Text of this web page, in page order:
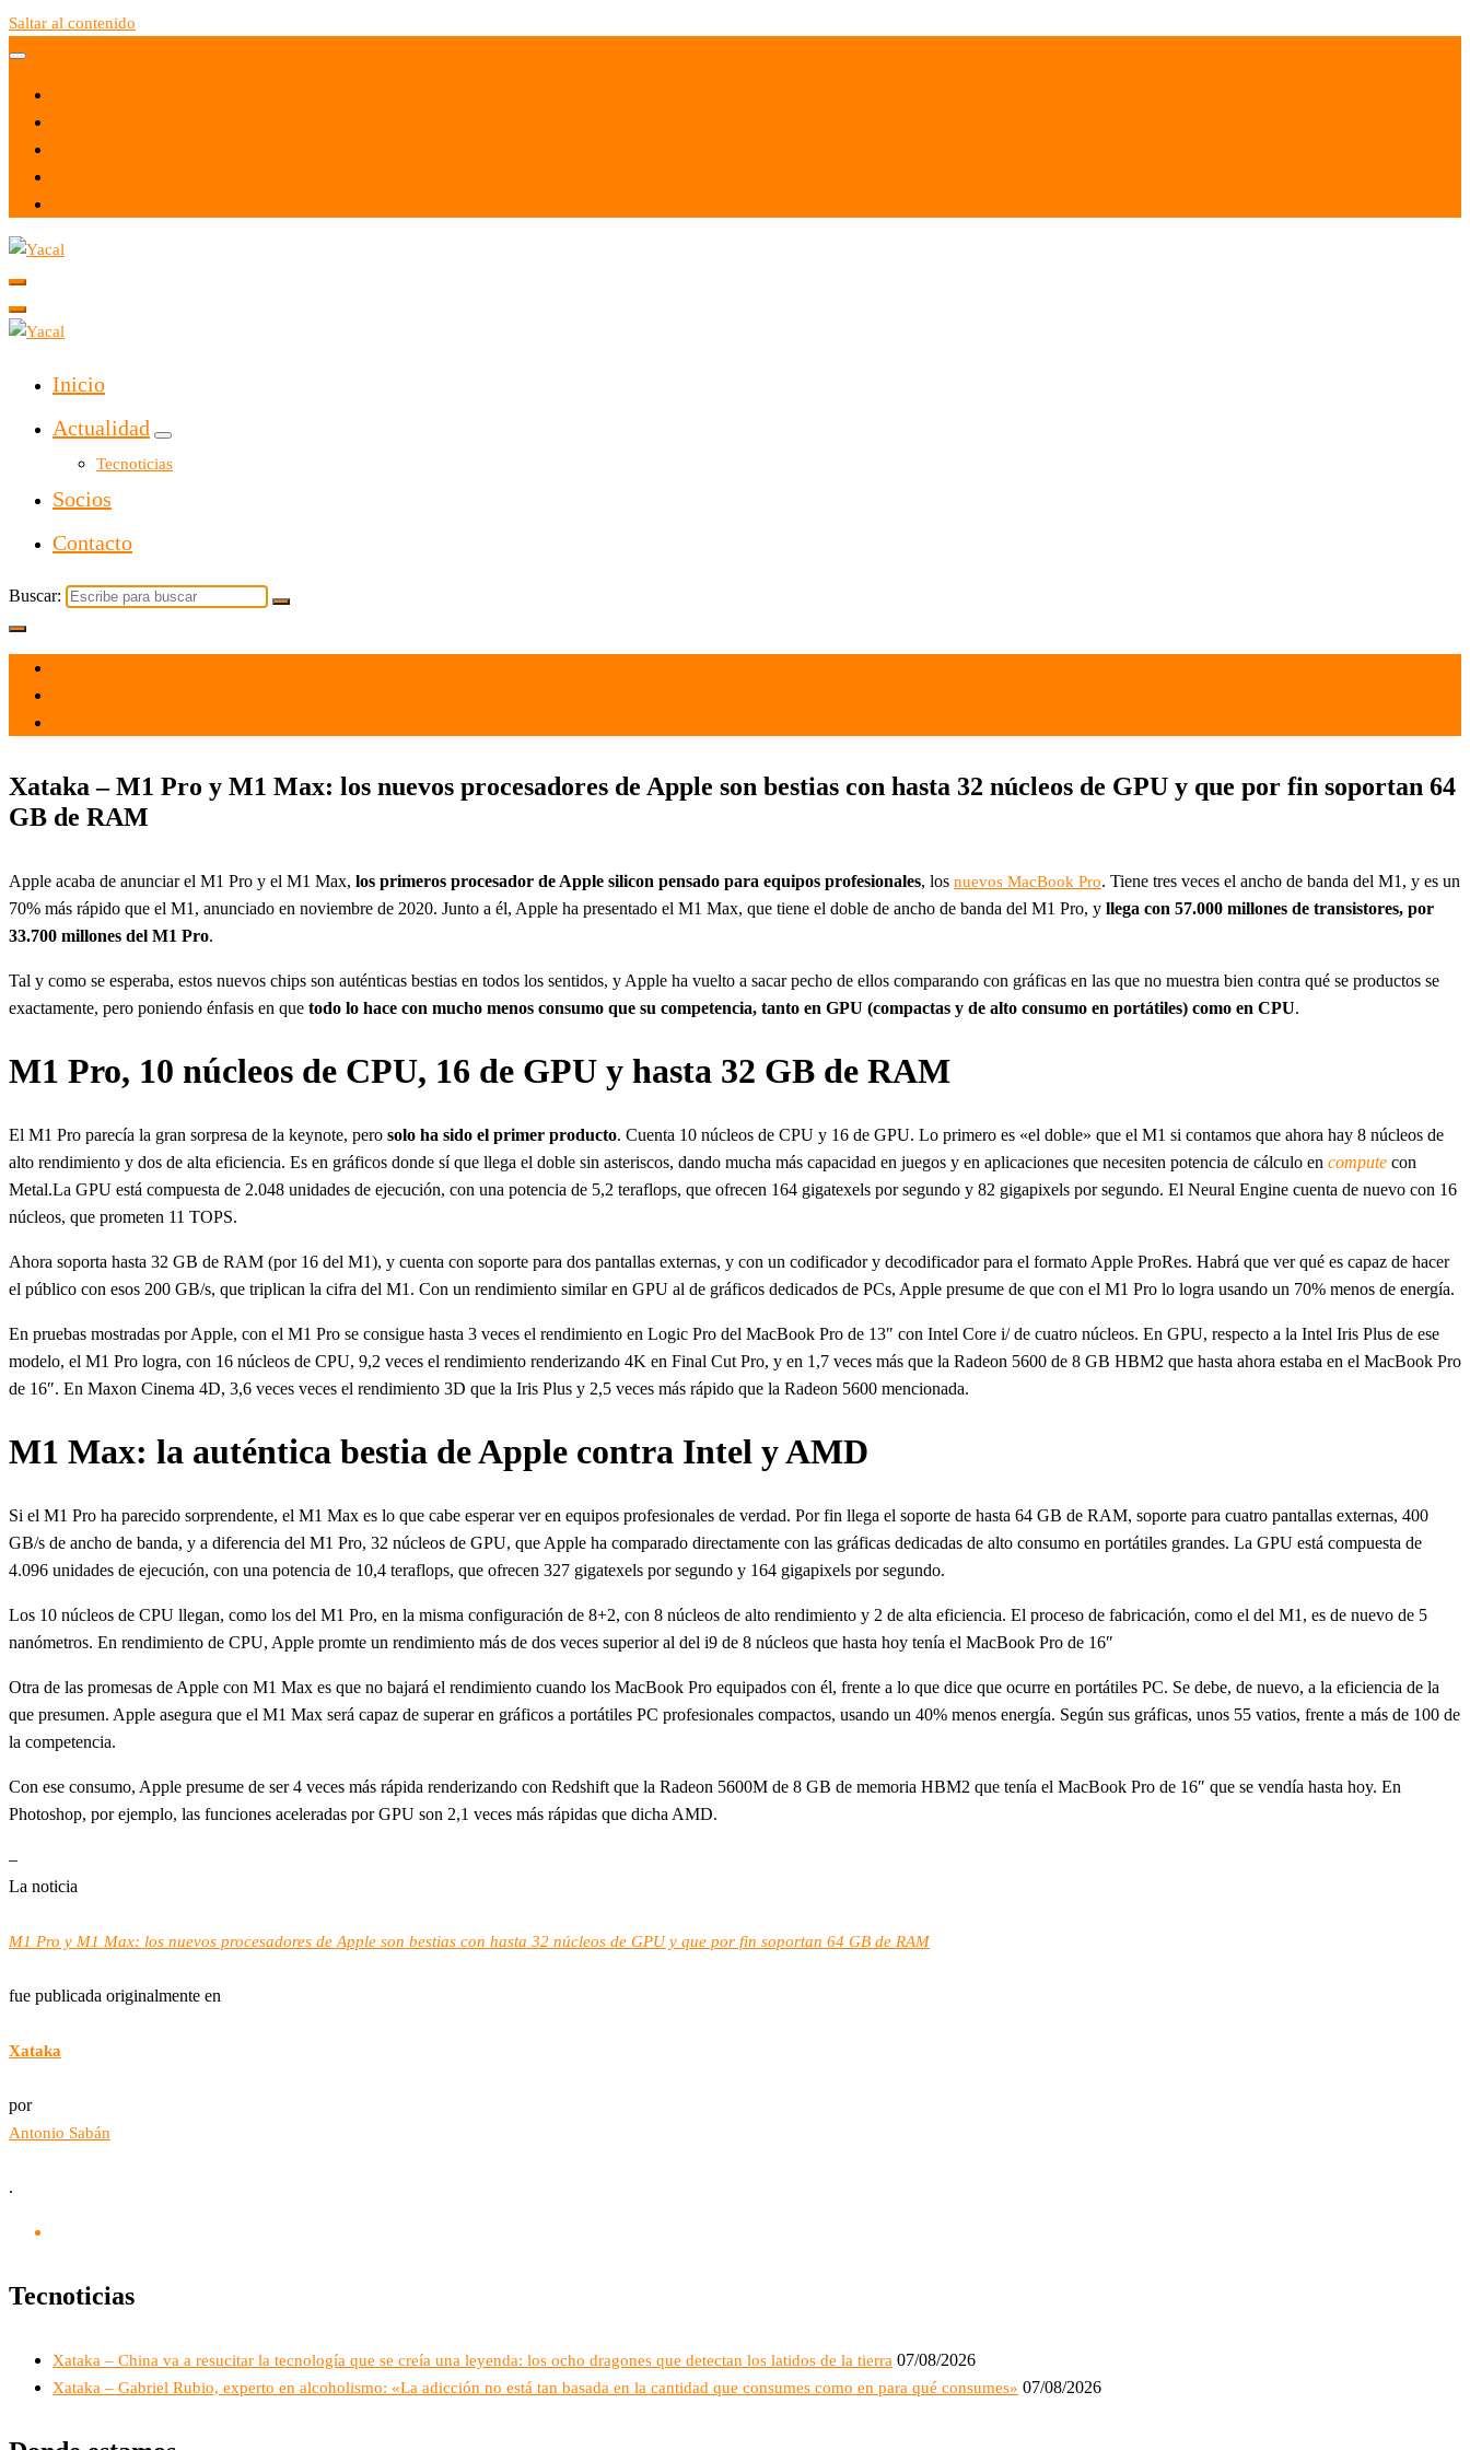
Saltar al contenido
Yacal micro hosting
Inicio
Actualidad
Tecnoticias
Socios
Contacto
Buscar:
Xataka – M1 Pro y M1 Max: los nuevos procesadores de Apple son bestias con hasta 32 núcleos de GPU y que por fin soportan 64
GB de RAM
Apple acaba de anunciar el M1 Pro y el M1 Max, los primeros procesador de Apple silicon pensado para equipos profesionales, los nuevos MacBook Pro. Tiene tres veces el ancho de banda del M1, y es un
70% más rápido que el M1, anunciado en noviembre de 2020. Junto a él, Apple ha presentado el M1 Max, que tiene el doble de ancho de banda del M1 Pro, y llega con 57.000 millones de transistores, por
33.700 millones del M1 Pro.
Tal y como se esperaba, estos nuevos chips son auténticas bestias en todos los sentidos, y Apple ha vuelto a sacar pecho de ellos comparando con gráficas en las que no muestra bien contra qué se productos se
exactamente, pero poniendo énfasis en que todo lo hace con mucho menos consumo que su competencia, tanto en GPU (compactas y de alto consumo en portátiles) como en CPU.
M1 Pro, 10 núcleos de CPU, 16 de GPU y hasta 32 GB de RAM
El M1 Pro parecía la gran sorpresa de la keynote, pero solo ha sido el primer producto. Cuenta 10 núcleos de CPU y 16 de GPU. Lo primero es «el doble» que el M1 si contamos que ahora hay 8 núcleos de
alto rendimiento y dos de alta eficiencia. Es en gráficos donde sí que llega el doble sin asteriscos, dando mucha más capacidad en juegos y en aplicaciones que necesiten potencia de cálculo en compute con
Metal.La GPU está compuesta de 2.048 unidades de ejecución, con una potencia de 5,2 teraflops, que ofrecen 164 gigatexels por segundo y 82 gigapixels por segundo. El Neural Engine cuenta de nuevo con 16
núcleos, que prometen 11 TOPS.
Ahora soporta hasta 32 GB de RAM (por 16 del M1), y cuenta con soporte para dos pantallas externas, y con un codificador y decodificador para el formato Apple ProRes. Habrá que ver qué es capaz de hacer
el público con esos 200 GB/s, que triplican la cifra del M1. Con un rendimiento similar en GPU al de gráficos dedicados de PCs, Apple presume de que con el M1 Pro lo logra usando un 70% menos de energía.
En pruebas mostradas por Apple, con el M1 Pro se consigue hasta 3 veces el rendimiento en Logic Pro del MacBook Pro de 13″ con Intel Core i/ de cuatro núcleos. En GPU, respecto a la Intel Iris Plus de ese
modelo, el M1 Pro logra, con 16 núcleos de CPU, 9,2 veces el rendimiento renderizando 4K en Final Cut Pro, y en 1,7 veces más que la Radeon 5600 de 8 GB HBM2 que hasta ahora estaba en el MacBook Pro
de 16″. En Maxon Cinema 4D, 3,6 veces veces el rendimiento 3D que la Iris Plus y 2,5 veces más rápido que la Radeon 5600 mencionada.
M1 Max: la auténtica bestia de Apple contra Intel y AMD
Si el M1 Pro ha parecido sorprendente, el M1 Max es lo que cabe esperar ver en equipos profesionales de verdad. Por fin llega el soporte de hasta 64 GB de RAM, soporte para cuatro pantallas externas, 400
GB/s de ancho de banda, y a diferencia del M1 Pro, 32 núcleos de GPU, que Apple ha comparado directamente con las gráficas dedicadas de alto consumo en portátiles grandes. La GPU está compuesta de
4.096 unidades de ejecución, con una potencia de 10,4 teraflops, que ofrecen 327 gigatexels por segundo y 164 gigapixels por segundo.
Los 10 núcleos de CPU llegan, como los del M1 Pro, en la misma configuración de 8+2, con 8 núcleos de alto rendimiento y 2 de alta eficiencia. El proceso de fabricación, como el del M1, es de nuevo de 5
nanómetros. En rendimiento de CPU, Apple promte un rendimiento más de dos veces superior al del i9 de 8 núcleos que hasta hoy tenía el MacBook Pro de 16″
Otra de las promesas de Apple con M1 Max es que no bajará el rendimiento cuando los MacBook Pro equipados con él, frente a lo que dice que ocurre en portátiles PC. Se debe, de nuevo, a la eficiencia de la
que presumen. Apple asegura que el M1 Max será capaz de superar en gráficos a portátiles PC profesionales compactos, usando un 40% menos energía. Según sus gráficas, unos 55 vatios, frente a más de 100 de
la competencia.
Con ese consumo, Apple presume de ser 4 veces más rápida renderizando con Redshift que la Radeon 5600M de 8 GB de memoria HBM2 que tenía el MacBook Pro de 16″ que se vendía hasta hoy. En
Photoshop, por ejemplo, las funciones aceleradas por GPU son 2,1 veces más rápidas que dicha AMD.
–
La noticia
M1 Pro y M1 Max: los nuevos procesadores de Apple son bestias con hasta 32 núcleos de GPU y que por fin soportan 64 GB de RAM
fue publicada originalmente en
Xataka
por
Antonio Sabán
.
Tecnoticias
Xataka – China va a resucitar la tecnología que se creía una leyenda: los ocho dragones que detectan los latidos de la tierra 07/08/2026
Xataka – Gabriel Rubio, experto en alcoholismo: «La adicción no está tan basada en la cantidad que consumes como en para qué consumes» 07/08/2026